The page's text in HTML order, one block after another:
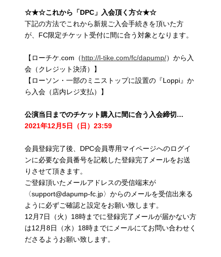
☆★☆これから「DPC」入会頂く方☆★☆
下記の方法でこれから新規ご入会手続きを頂いた方
が、FC限定チケット受付に間に合う対象となります。
【ローチケ.com（http://l-tike.com/fc/dapump/）から入
会（クレジット決済）】
【ローソン・一部のミニストップに設置の『Loppi』か
ら入会（店内レジ支払）】
公演当日までのチケット購入に間に合う入会締切…
2021年12月5日（日）23:59
会員登録完了後、DPC会員専用マイページへのログイ
ンに必要な会員番号を記載した登録完了メールをお送
りさせて頂きます。
ご登録頂いたメールアドレスの受信端末が
〈support@dapump-fc.jp〉からのメールを受信出来る
ように必ずご確認と設定をお願い致します。
12月7日（火）18時までに登録完了メールが届かない方
は12月8日（水）18時までにメールにてお問い合わせく
ださるようお願い致します。